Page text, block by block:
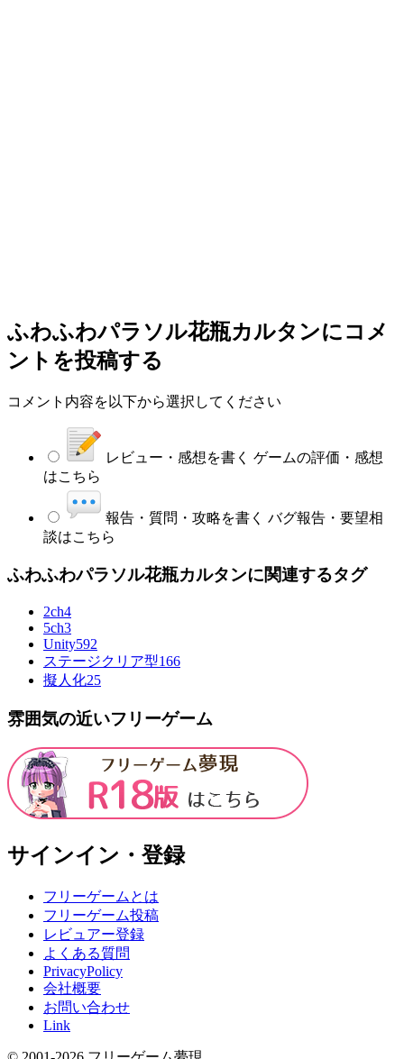
ふわふわパラソル花瓶カルタンにコメ
ントを投稿する
コメント内容を以下から選択してください
レビュー・感想を書く ゲームの評価・感想
はこちら
報告・質問・攻略を書く バグ報告・要望相
談はこちら
ふわふわパラソル花瓶カルタンに関連するタグ
2ch4
5ch3
Unity592
ステージクリア型166
擬人化25
雰囲気の近いフリーゲーム
サインイン・登録
フリーゲームとは
フリーゲーム投稿
レビュアー登録
よくある質問
PrivacyPolicy
会社概要
お問い合わせ
Link